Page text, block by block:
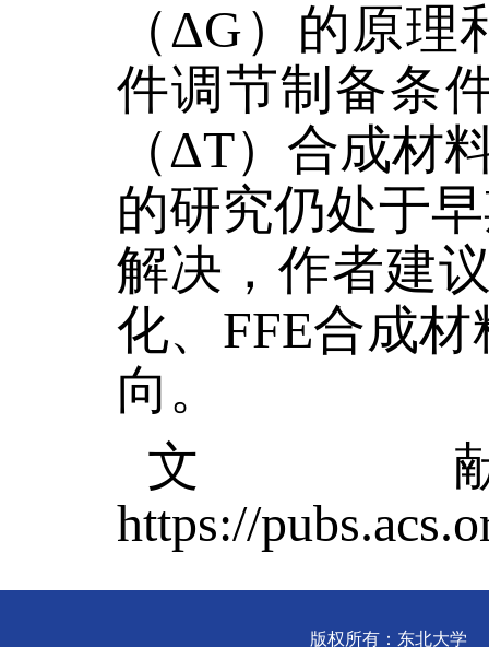
（ΔG）的原
件调节制备条
（ΔT）合成材
的研究仍处于
解决，作者建
化、FFE合成
向。
文
https://
版权所有：东北大学